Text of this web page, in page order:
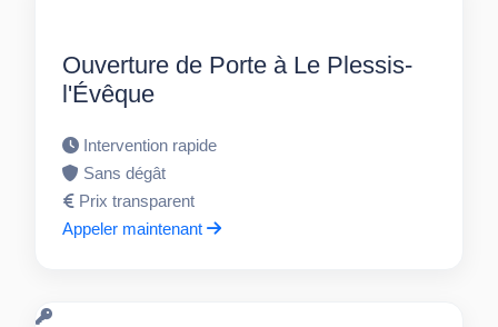
Ouverture de Porte à Le Plessis-
l'Évêque
Intervention rapide
Sans dégât
Prix transparent
Appeler maintenant